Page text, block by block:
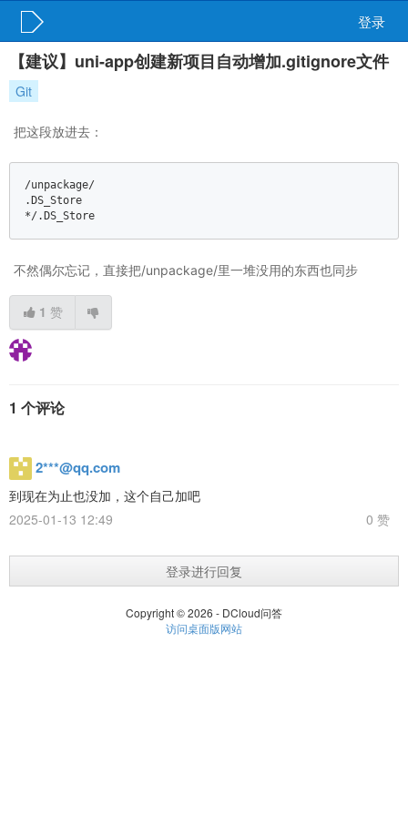
登录
【建议】uni-app创建新项目自动增加.gitignore文件
Git
把这段放进去：
/unpackage/
.DS_Store
*/.DS_Store
不然偶尔忘记，直接把/unpackage/里一堆没用的东西也同步
1 赞
1 个评论
2***@qq.com
到现在为止也没加，这个自己加吧
2025-01-13 12:49
0 赞
登录进行回复
Copyright © 2026 - DCloud问答
访问桌面版网站